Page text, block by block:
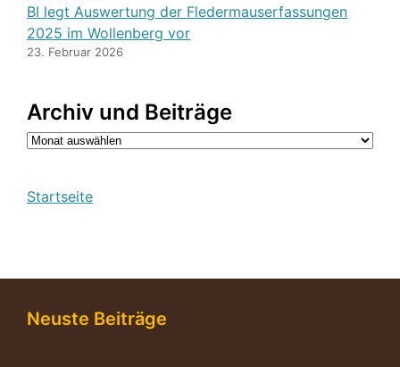
BI legt Auswertung der Fledermauserfassungen
2025 im Wollenberg vor
23. Februar 2026
Archiv und Beiträge
Archiv
Startseite
Neuste Beiträge